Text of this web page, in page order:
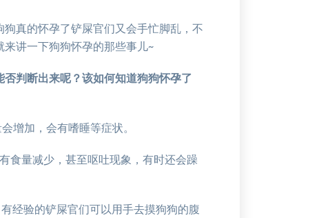
真的怀孕了铲屎官们又会手忙脚乱，不
讲一下狗狗怀孕的那些事儿~
判断出来呢？该如何知道狗狗怀孕了
增加，会有嗜睡等症状。
食量减少，甚至呕吐现象，有时还会躁
经验的铲屎官们可以用手去摸狗狗的腹